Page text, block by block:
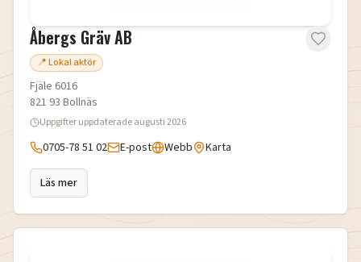
Åbergs Gräv AB
📍 Lokal aktör
Fjäle 6016
821 93 Bollnäs
Uppgifter uppdateradeaugusti 2026
0705-78 51 02 E-post Webb Karta
Läs mer